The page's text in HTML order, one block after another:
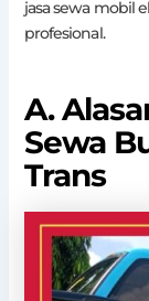
jasa sewa mobil
profesional.
A.
Sewa
Trans